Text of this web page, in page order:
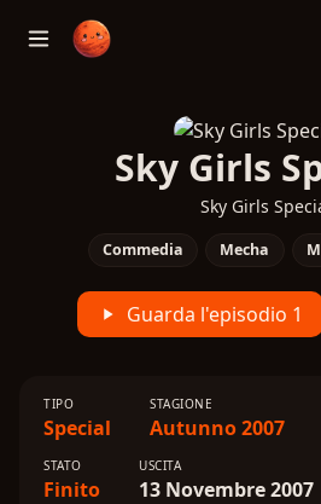
Sky Girls
Sky Girls
Commedia Mecha
Guarda l'episodio 1
TIPO
Special
STAGIONE
Autunno 2007
STATO
Finito
USCITA
13 Novembre 2007